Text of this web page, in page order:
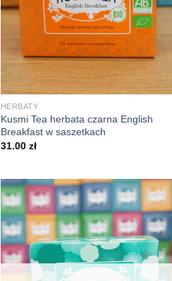
HERBATY
Kusmi Tea herbata czarna English
Breakfast w saszetkach
31.00 zł